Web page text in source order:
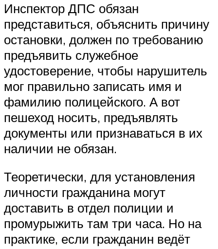
Инспектор ДПС обязан
представиться, объяснить причину
остановки, должен по требованию
предъявить служебное
удостоверение, чтобы нарушитель
мог правильно записать имя и
фамилию полицейского. А вот
пешеход носить, предъявлять
документы или признаваться в их
наличии не обязан.
Теоретически, для установления
личности гражданина могут
доставить в отдел полиции и
промурыжить там три часа. Но на
практике, если гражданин ведёт